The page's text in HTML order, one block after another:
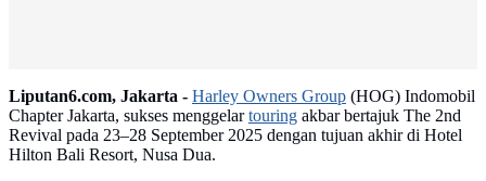
Liputan6.com, Jakarta - Harley Owners Group (HOG) Indomobil
Chapter Jakarta, sukses menggelartouring akbar bertajuk The 2nd
Revival pada 23–28 September 2025 dengan tujuan akhir di Hotel
Hilton Bali Resort, Nusa Dua.